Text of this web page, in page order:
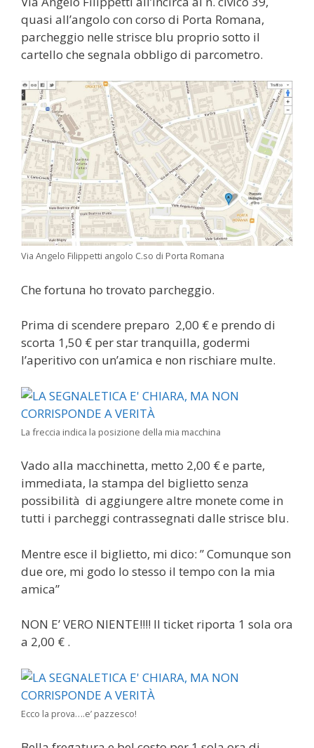
quasi all’angolo con corso di Porta Romana,
parcheggio nelle strisce blu proprio sotto il
cartello che segnala obbligo di parcometro.
Via Angelo Filippetti angolo C.so di Porta Romana
Che fortuna ho trovato parcheggio.
Prima di scendere preparo 2,00 € e prendo di
scorta 1,50 € per star tranquilla, godermi
l’aperitivo con un’amica e non rischiare multe.
La freccia indica la posizione della mia macchina
Vado alla macchinetta, metto 2,00 € e parte,
immediata, la stampa del biglietto senza
possibilità di aggiungere altre monete come in
tutti i parcheggi contrassegnati dalle strisce blu.
Mentre esce il biglietto, mi dico: ” Comunque son
due ore, mi godo lo stesso il tempo con la mia
amica”
NON E’ VERO NIENTE!!!! Il ticket riporta 1 sola ora
a 2,00 € .
Ecco la prova….e’ pazzesco!